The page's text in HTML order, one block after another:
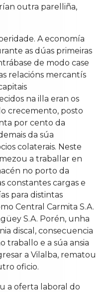
outra parelliña,
A economía
as dúas primeiras
de modo case
relacións mercantís
na illa eran os
crecemento, posto
por cento da
da súa
colaterais. Neste
a traballar en
no porto da
constantes cargas e
para distintas
Central Carmita S.A.
S.A. Porén, unha
discal, consecuencia
traballo e a súa ansia
a Vilalba, rematou
oficio.
a oferta laboral do